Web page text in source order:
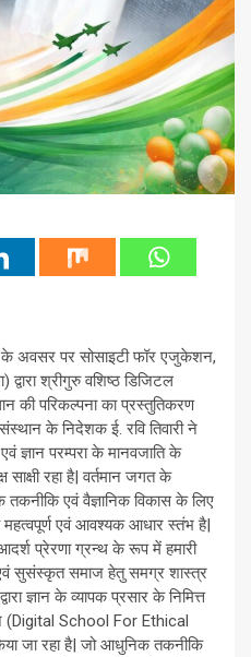
के अवसर पर सोसाइटी फॉर एजुकेशन,
श्रीगुरु वशिष्ठ डिजिटल
की परिकल्पना का प्रस्तुतिकरण
के निदेशक ई. रवि तिवारी ने
ज्ञान परम्परा के मानवजाति के
साक्षी रहा है| वर्तमान जगत के
एवं वैज्ञानिक विकास के लिए
महत्वपूर्ण एवं आवश्यक आधार स्तंभ है|
प्रेरणा ग्रन्थ के रूप में हमारी
एवं सुसंस्कृत समाज हेतु समग्र शास्त्र
ज्ञान के व्यापक प्रसार के निमित्त
School For Ethical
जा रहा है| जो आधुनिक तकनीकि